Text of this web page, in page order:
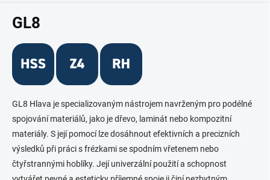
GL8
GL8 Hlava je specializovaným nástrojem navrženým pro podélné
spojování materiálů, jako je dřevo, laminát nebo kompozitní
materiály. S její pomocí lze dosáhnout efektivních a precizních
výsledků při práci s frézkami se spodním vřetenem nebo
čtyřstrannými hoblíky. Její univerzální použití a schopnost